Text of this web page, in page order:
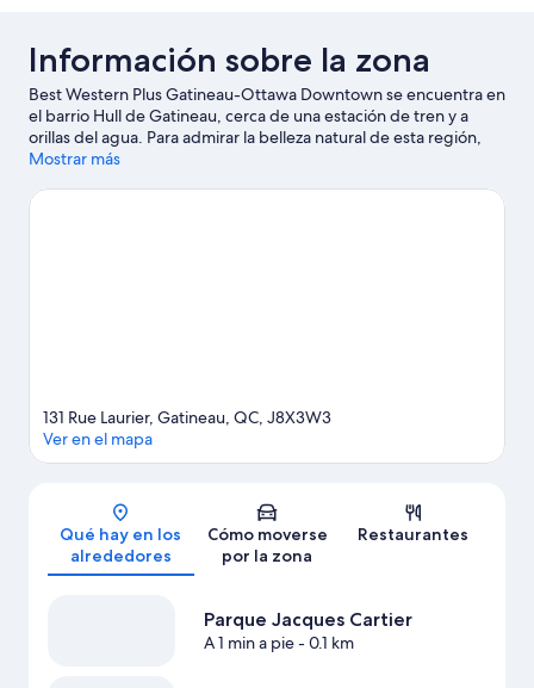
Información sobre la zona
Best Western Plus Gatineau-Ottawa Downtown se encuentra en
el barrio Hull de Gatineau, cerca de una estación de tren y a
orillas del agua. Para admirar la belleza natural de esta región,
nada como Parque Jacques Cartier. Si prefieres dar un toque
National Gallery of Canada. También merece la pena acercarse a
Mostrar más
Mapa
131 Rue Laurier, Gatineau, QC, J8X3W3
Ver en el mapa
Qué hay en los
alrededores
Cómo moverse
por la zona
Restaurantes
Parque Jacques Cartier
A 1 min a pie- 0.1 km